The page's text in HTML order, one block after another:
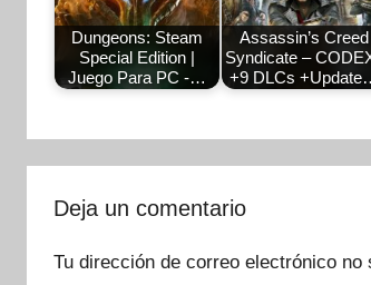
Dungeons: Steam
Special Edition |
Juego Para PC -…
Assassin’s Creed
Syndicate –
+9 DLCs
Deja un comentario
Tu dirección de correo electrónico no